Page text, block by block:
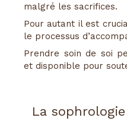
malgré les sacrifices.
Pour autant il est
le processus
Prendre soin de soi
et disponible pour
La